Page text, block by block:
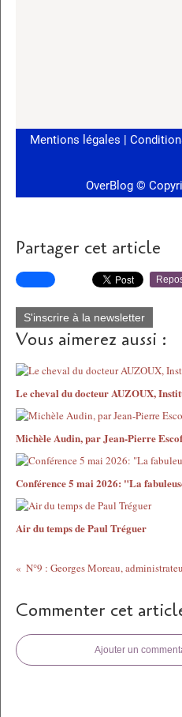
Partager cet article
S'inscrire à la newsletter
Vous aimerez aussi :
Le cheval du docteur AUZOUX,
Michèle Audin, par Jean-Pierre
Conférence 5 mai 2026: "La
Air du temps de Paul Tréguer
N°9 : Georges Moreau,
Commenter cet
Ajouter un